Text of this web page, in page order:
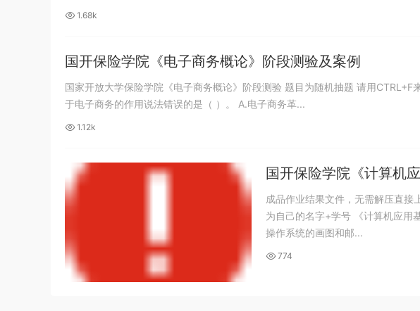
1.68k
国开保险学院《电子商务概论》阶段测验及案例
国家开放大学保险学院《电子商务概论》阶段测验 题目为随机抽题 请用CTRL+F来搜索试题
于电子商务的作用说法错误的是（ ）。 A.电子商务革...
1.12k
国开保险学院《计算机
成品作业结果文件，无需解压直接
为自己的名字+学号 《计算机应用基础》实训 本次实训总分100分，主要考察Windows 7
操作系统的画图和邮...
774